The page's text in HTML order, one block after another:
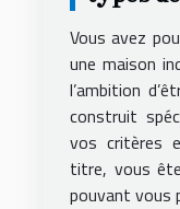
Vous avez
une maison
l’ambition
construit
vos critères
titre, vous
pouvant vous